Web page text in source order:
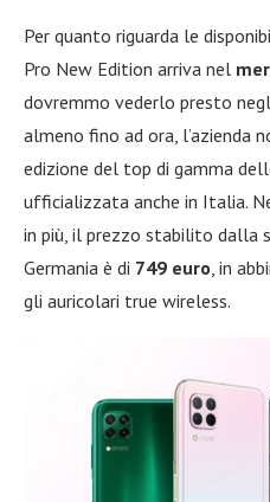
Per quanto riguarda le
Pro New Edition arriva nel
dovremmo vederlo presto
almeno fino ad ora, l’azienda
edizione del top di gamma
ufficializzata anche in Italia.
in più, il prezzo stabilito dalla
Germania è di 749 euro, in
gli auricolari true wireless.